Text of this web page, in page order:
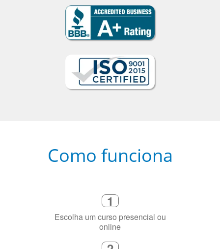
Como funciona
1
Escolha um curso presencial ou
online